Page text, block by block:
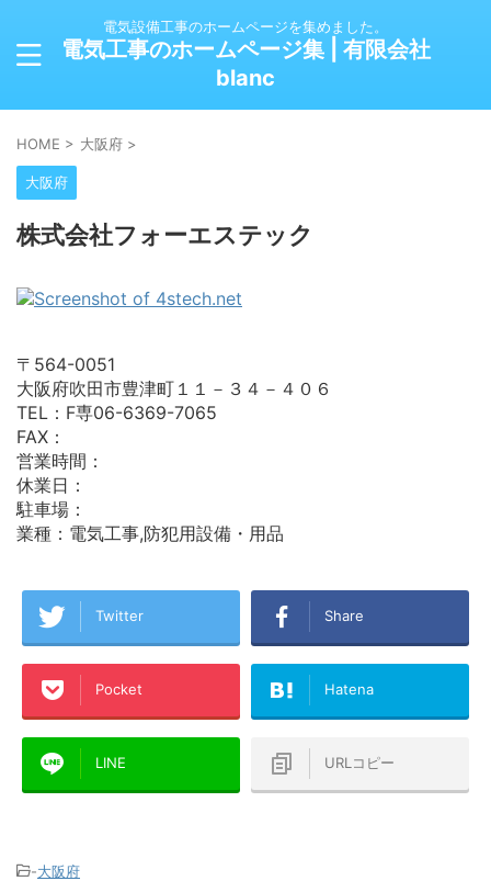
電気設備工事のホームページを集めました。
電気工事のホームページ集 | 有限会社
blanc
HOME > 大阪府 >
大阪府
株式会社フォーエステック
〒564-0051
大阪府吹田市豊津町１１－３４－４０６
TEL：F専06-6369-7065
FAX：
営業時間：
休業日：
駐車場：
業種：電気工事,防犯用設備・用品
Twitter Share
Pocket Hatena
LINE URLコピー
-大阪府